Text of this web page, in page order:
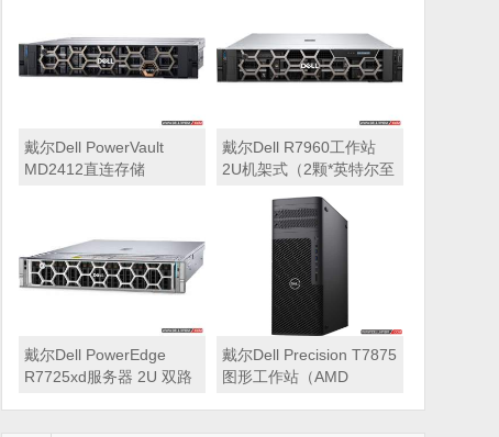
戴尔Dell PowerVault
MD2412直连存储
戴尔Dell R7960工作站
2U机架式（2颗*英特尔至
十四核心丨256GB 内存
丨1T固态硬盘+2块*8TB
硬盘丨2*RTX A6000
48GB显卡丨2400W双电
源丨三年质保）
戴尔Dell PowerEdge
R7725xd服务器 2U 双路
戴尔Dell Precision T7875
图形工作站（AMD